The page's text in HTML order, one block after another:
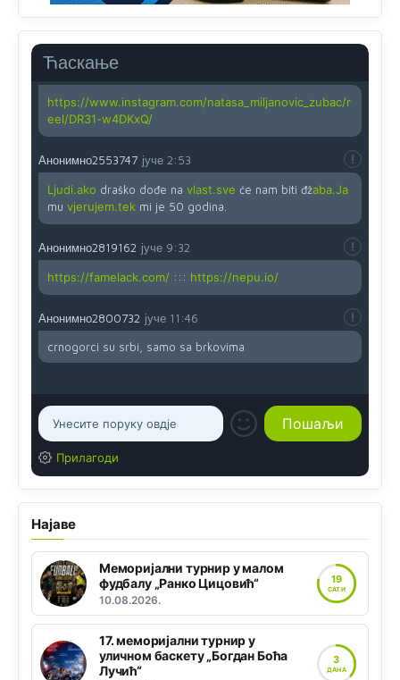
Ћаскање
Yes,nekada je bila corava kutija za IZBORE a danas su
coravi biraci.
Анонимно2819162
https://www.instagram.com/natasa_miljanovic_zubac/r
eel/DR31-w4DKxQ/
Анонимно2553747 јуче 2:53
Ljudi.ako draško dođe na vlast.sve će nam biti đžaba.Ja
mu vjerujem.tek mi je 50 godina.
Анонимно2819162 јуче 9:32
https://famelack.com/ ::: https://nepu.io/
Анонимно2800732 јуче 11:46
crnogorci su srbi, samo sa brkovima
Прилагоди
Најаве
Меморијални турнир у малом
фудбалу „Ранко Цицовић“
10.08.2026.
19
САТИ
17. меморијални турнир у
уличном баскету „Богдан Боћа
Лучић“
3
ДАНА